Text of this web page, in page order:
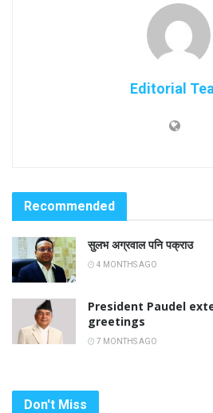
Editorial
Recommended
सुलभ अग्रवाल पनि पक्राउ
4 MONTHS AGO
President Paudel
greetings
7 MONTHS AGO
Don't Miss